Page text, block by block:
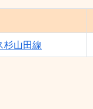
杉山田線